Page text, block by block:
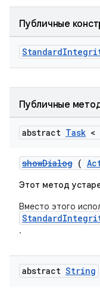
Публичные
Публичные
abstract Task <
showDialog (
Этот метод
Вместо этого
.
abstract String